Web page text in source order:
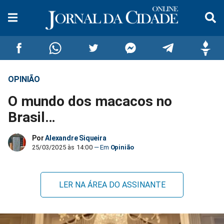
Compartilhar
no
Facebook
Compartilhar
no
Whatsapp
no
Twitter
no
no
OPINIÃO
O mundo dos macacos no
Brasil…
Por Alexandre Siqueira
25/03/2025 às 14:00 Opinião
LER NA ÁREA DO ASSINANTE